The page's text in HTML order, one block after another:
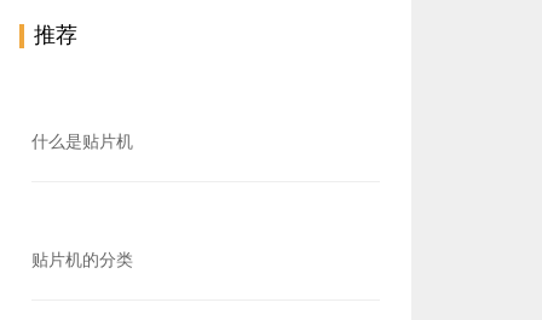
推荐
什么是贴片机
贴片机的分类